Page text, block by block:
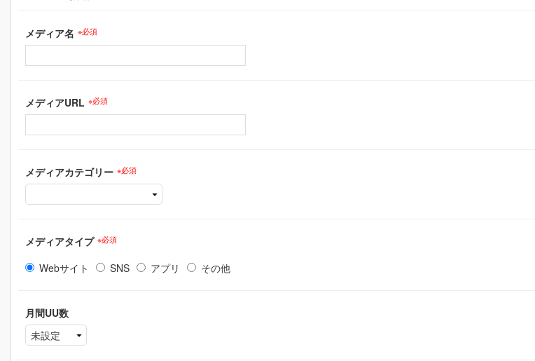
メディア名 ※必須
メディアURL ※必須
メディアカテゴリー ※必須
メディアタイプ ※必須
Webサイト SNS アプリ その他
月間UU数